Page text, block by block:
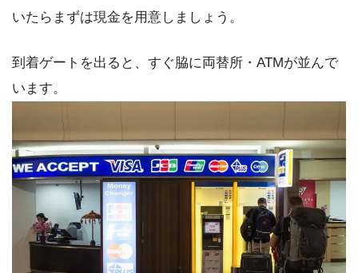
いたらまずは現金を用意しましょう。
到着ゲートを出ると、すぐ脇に両替所・ATMが並んで
います。